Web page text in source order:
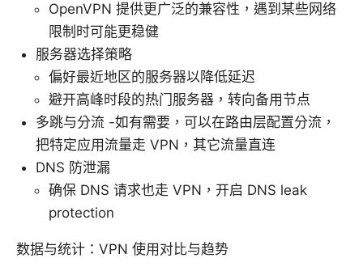
OpenVPN 提供更广泛的兼容性，遇到某些网络
限制时可能更稳健
服务器选择策略
偏好最近地区的服务器以降低延迟
避开高峰时段的热门服务器，转向备用节点
多跳与分流 -如有需要，可以在路由层配置分流，
把特定应用流量走 VPN，其它流量直连
DNS 防泄漏
确保 DNS 请求也走 VPN，开启 DNS leak
protection
数据与统计：VPN 使用对比与趋势